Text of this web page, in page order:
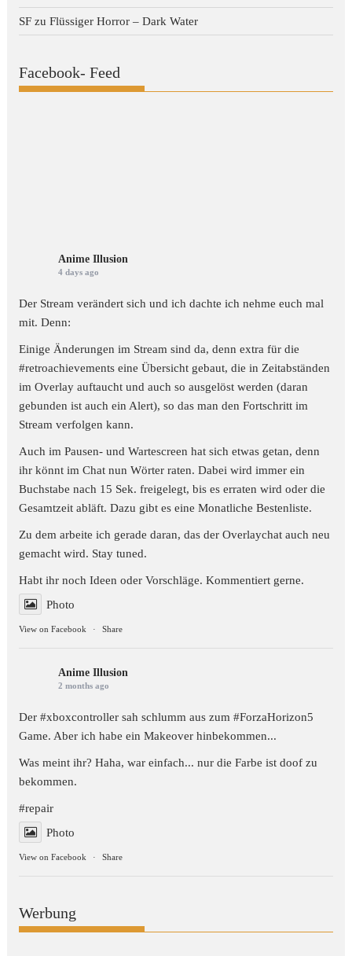
SF zuFlüssiger Horror – Dark Water
Facebook- Feed
Anime Illusion
4 days ago
Der Stream verändert sich und ich dachte ich nehme euch mal
mit. Denn:
Einige Änderungen im Stream sind da, denn extra für die
#retroachievements eine Übersicht gebaut, die in Zeitabständen
im Overlay auftaucht und auch so ausgelöst werden (daran
gebunden ist auch ein Alert), so das man den Fortschritt im
Stream verfolgen kann.
Auch im Pausen- und Wartescreen hat sich etwas getan, denn
ihr könnt im Chat nun Wörter raten. Dabei wird immer ein
Buchstabe nach 15 Sek. freigelegt, bis es erraten wird oder die
Gesamtzeit abläft. Dazu gibt es eine Monatliche Bestenliste.
Zu dem arbeite ich gerade daran, das der Overlaychat auch neu
gemacht wird. Stay tuned.
Habt ihr noch Ideen oder Vorschläge. Kommentiert gerne.
Photo
View on Facebook · Share
Anime Illusion
2 months ago
Der #xboxcontroller sah schlumm aus zum#ForzaHorizon5
Game. Aber ich habe ein Makeover hinbekommen...
Was meint ihr? Haha, war einfach... nur die Farbe ist doof zu
bekommen.
#repair
Photo
View on Facebook · Share
Werbung